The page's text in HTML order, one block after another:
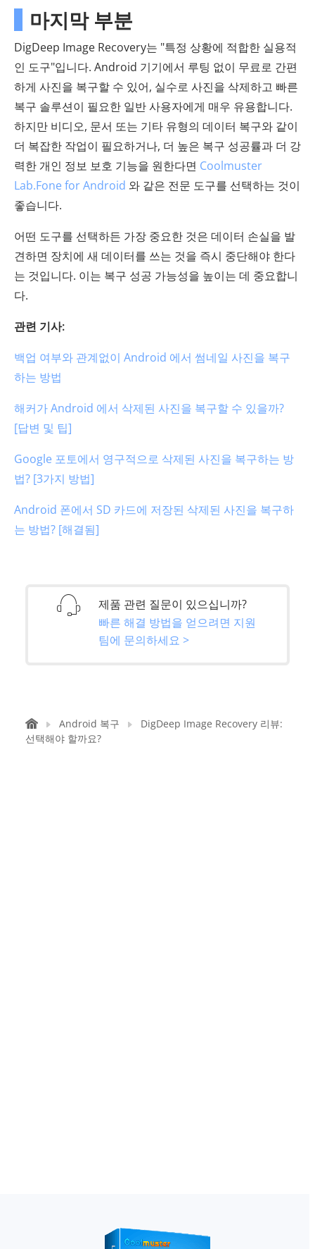
마지막 부분
DigDeep Image Recovery는 "특정 상황에 적합한 실용적
인 도구"입니다. Android 기기에서 루팅 없이 무료로 간편
하게 사진을 복구할 수 있어, 실수로 사진을 삭제하고 빠른
복구 솔루션이 필요한 일반 사용자에게 매우 유용합니다.
하지만 비디오, 문서 또는 기타 유형의 데이터 복구와 같이
더 복잡한 작업이 필요하거나, 더 높은 복구 성공률과 더 강
력한 개인 정보 보호 기능을 원한다면 Coolmuster
Lab.Fone for Android 와 같은 전문 도구를 선택하는 것이
좋습니다.
어떤 도구를 선택하든 가장 중요한 것은 데이터 손실을 발
견하면 장치에 새 데이터를 쓰는 것을 즉시 중단해야 한다
는 것입니다. 이는 복구 성공 가능성을 높이는 데 중요합니
다.
관련 기사:
백업 여부와 관계없이 Android 에서 썸네일 사진을 복구
하는 방법
해커가 Android 에서 삭제된 사진을 복구할 수 있을까?
[답변 및 팁]
Google 포토에서 영구적으로 삭제된 사진을 복구하는 방
법? [3가지 방법]
Android 폰에서 SD 카드에 저장된 삭제된 사진을 복구하
는 방법? [해결됨]
제품 관련 질문이 있으십니까?
빠른 해결 방법을 얻으려면 지원
팀에 문의하세요 >
Android 복구
DigDeep Image Recovery 리뷰:
선택해야 할까요?